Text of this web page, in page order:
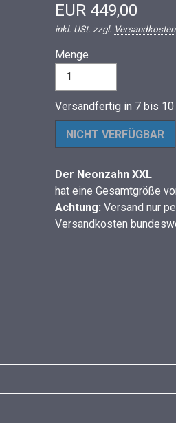
EUR 449,00
inkl. USt. zzgl. Versandkosten
Menge
Versandfertig in 7 bis 10
Der Neonzahn XXL
hat eine Gesamtgröße
Achtung: Versand nur
Versandkosten